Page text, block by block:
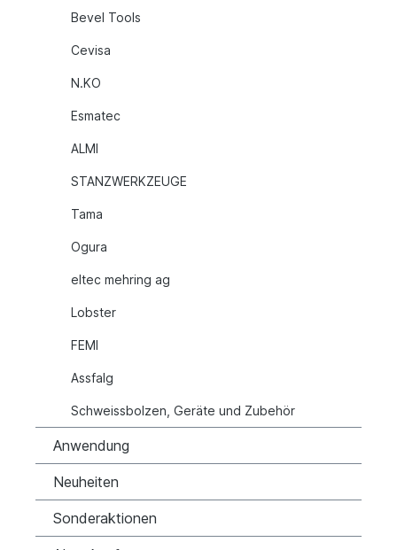
Bevel Tools
Cevisa
N.KO
Esmatec
ALMI
STANZWERKZEUGE
Tama
Ogura
eltec mehring ag
Lobster
FEMI
Assfalg
Schweissbolzen, Geräte und Zubehör
Anwendung
Neuheiten
Sonderaktionen